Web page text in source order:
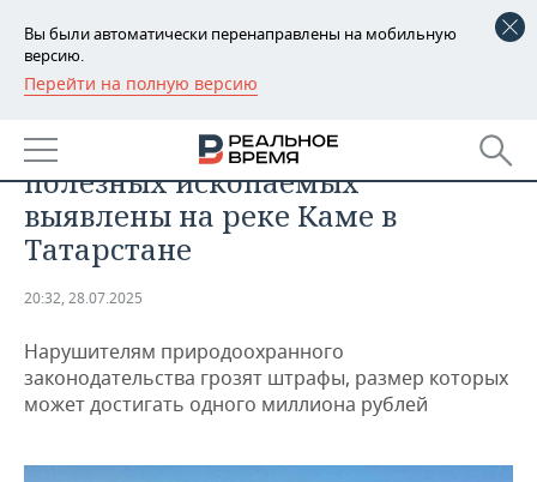
Вы были автоматически перенаправлены на мобильную
версию.
Перейти на полную версию
РЕГИОНЫ
БАШКОРТОСТАН
ТАТАРСТАН
УДМУРТИЯ
НОВОСТИ
АНАЛИТИКА
НОВОСТИ АНАЛИТИКИ
ДЕКЛАРАЦИИ О ДОХОДАХ
КОРОЛИ ГОСЗАКАЗА ПФО
ВУЗЫ ТАТАРСТАНА
КОМУ ПРИНАДЛЕЖАТ
ЭКОНОМИКА
НОВОСТИ ЭКОНОМИКИ
ФИНАНСЫ
БАНКИ
БЮДЖЕТ
ПРОМЫШЛЕННОСТЬ
НОВОСТИ
ПРОМЫШЛЕННОСТИ
НЕДВИЖИМОСТЬ
НОВОСТИ НЕДВИЖИМОСТИ
АВТО
НОВОСТИ АВТО
БИЗНЕС
Нарушения при добыче
полезных ископаемых
выявлены на реке Каме в
Татарстане
20:32, 28.07.2025
Нарушителям природоохранного
законодательства грозят штрафы, размер которых
может достигать одного миллиона рублей